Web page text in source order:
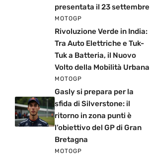
presentata il 23 settembre
MOTOGP
Rivoluzione Verde in India:
Tra Auto Elettriche e Tuk-
Tuk a Batteria, il Nuovo
Volto della Mobilità Urbana
MOTOGP
Gasly si prepara per la
sfida di Silverstone: il
ritorno in zona punti è
l’obiettivo del GP di Gran
Bretagna
MOTOGP